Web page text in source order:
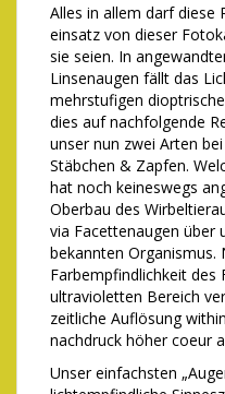
Alles in allem darf diese
einsatz von dieser
sie seien. In
Linsenaugen fällt das
mehrstufigen
dies auf nachfolgende
unser nun zwei Arten
Stäbchen & Zapfen.
hat noch keineswegs
Oberbau des
via Facettenaugen über
bekannten Organismus.
Farbempfindlichkeit des
ultravioletten Bereich
zeitliche Auflösung
nachdruck höher coeur
Unser einfachsten